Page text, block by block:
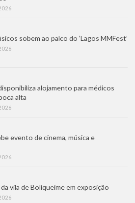
sobem ao palco do ‘Lagos MMFest’
alojamento para médicos
alta
evento de cinema, música e
vila de Boliqueime em exposição